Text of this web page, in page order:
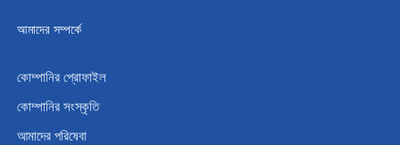
আমাদের সম্পর্কে
কোম্পানির প্রোফাইল
কোম্পানির সংস্কৃতি
আমাদের পরিষেবা